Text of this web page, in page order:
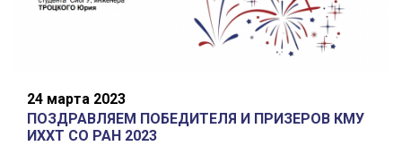
24 марта 2023
ПОЗДРАВЛЯЕМ ПОБЕДИТЕЛЯ И ПРИЗЕРОВ КМУ
ИХХТ СО РАН 2023